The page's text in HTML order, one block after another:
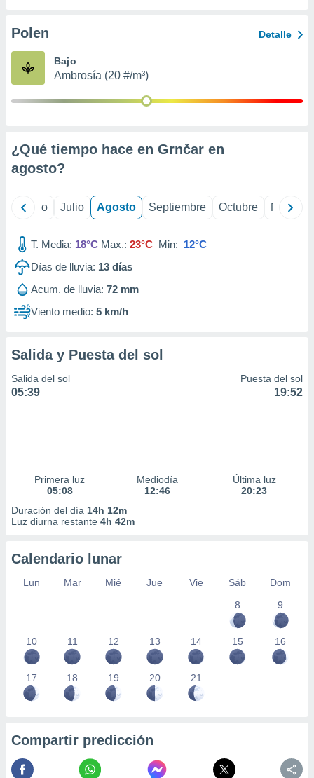
e
mediante
publicidad
publicidad
de
Polen Detalle
Bajo
Ambrosía (20 #/m³)
¿Qué tiempo hace en Grnčar en
agosto?
Junio Julio Agosto Septiembre Octubre
T. Media: 18°C Max.: 23°C Min: 12°C
Días de lluvia: 13 días
Acum. de lluvia: 72 mm
Viento medio: 5 km/h
Salida y Puesta del sol
Salida del sol
05:39
Puesta del sol
19:52
Primera luz
05:08
Mediodía
12:46
Última luz
20:23
Duración del día 14h 12m
Luz diurna restante 4h 42m
Calendario lunar
Lun Mar Mié Jue Vie Sáb
Dom
8
9
10 11 12 13 14 15 16
17 18 19 20 21
Compartir predicción